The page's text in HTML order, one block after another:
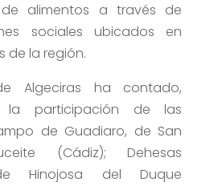
de alimentos a través de
sociales ubicados en
de la región.
Algeciras ha contado,
la participación de las
de Guadiaro, de San
(Cádiz); Dehesas
Hinojosa del Duque